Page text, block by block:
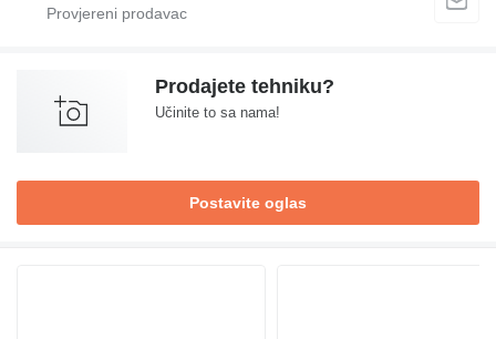
Prodajete tehniku?
Učinite to sa nama!
Postavite oglas